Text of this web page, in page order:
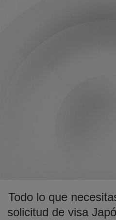
Todo lo que
solicitud de visa